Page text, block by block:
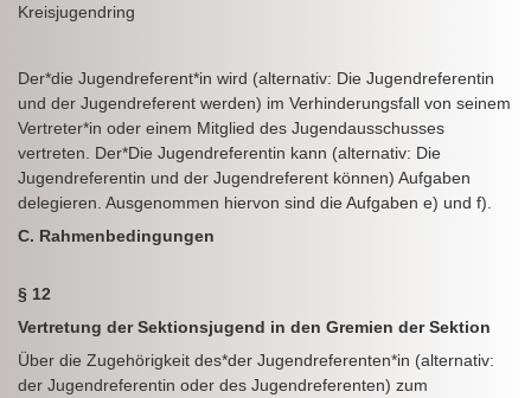
Kreisjugendring
Der*die Jugendreferent*in wird (alternativ: Die Jugendreferentin
und der Jugendreferent werden) im Verhinderungsfall von seinem
Vertreter*in oder einem Mitglied des Jugendausschusses
vertreten. Der*Die Jugendreferentin kann (alternativ: Die
Jugendreferentin und der Jugendreferent können) Aufgaben
delegieren. Ausgenommen hiervon sind die Aufgaben e) und f).
C. Rahmenbedingungen
§ 12
Vertretung der Sektionsjugend in den Gremien der Sektion
Über die Zugehörigkeit des*der Jugendreferenten*in (alternativ:
der Jugendreferentin oder des Jugendreferenten) zum